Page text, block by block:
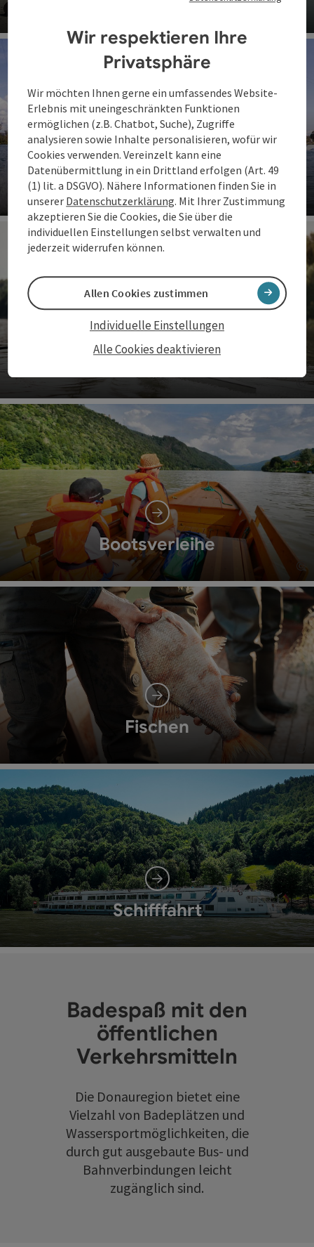
Wakeboard & Wasserski
Kajak, Kanu, Rudern
©
Bootsverleihe
©
Fischen
Schifffahrt
©
Badespaß mit den
öffentlichen
Verkehrsmitteln
Die Donauregion bietet eine
Vielzahl von Badeplätzen und
Wassersportmöglichkeiten, die
durch gut ausgebaute Bus- und
Bahnverbindungen leicht
zugänglich sind.
Wir respektieren Ihre
Privatsphäre
Wir möchten Ihnen gerne ein umfassendes Website-
Erlebnis mit uneingeschränkten Funktionen
ermöglichen (z.B. Chatbot, Suche), Zugriffe
analysieren sowie Inhalte personalisieren, wofür wir
Cookies verwenden. Vereinzelt kann eine
Datenübermittlung in ein Drittland erfolgen (Art. 49
(1) lit. a DSGVO). Nähere Informationen finden Sie in
unserer Datenschutzerklärung. Mit Ihrer Zustimmung
akzeptieren Sie die Cookies, die Sie über die
individuellen Einstellungen selbst verwalten und
jederzeit widerrufen können.
Alle Cookies deaktivieren
Individuelle Einstellungen
Allen Cookies zustimmen